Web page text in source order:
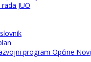
rada JUO
program Općine